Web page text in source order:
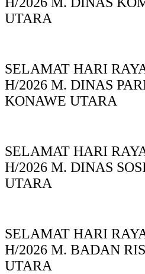
UTARA
SELAMAT HARI
H/2026 M. DINAS
KONAWE UTARA
SELAMAT HARI
H/2026 M. DINAS
UTARA
SELAMAT HARI
H/2026 M. BADAN
UTARA